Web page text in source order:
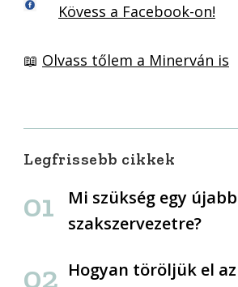
Kövess a Facebook-on!
📖 Olvass tőlem a Minerván is
Legfrissebb cikkek
Mi szükség egy
szakszervezetre?
Hogyan töröljük el az